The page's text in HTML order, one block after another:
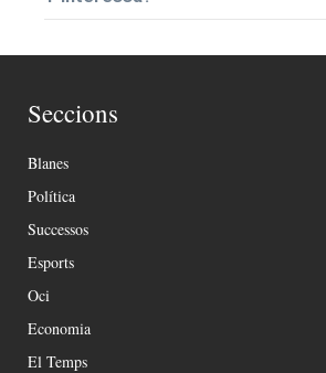
Seccions
Blanes
Política
Successos
Esports
Oci
Economia
El Temps